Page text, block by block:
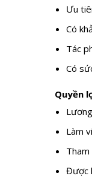
Ưu
Có
Tác
Có
Quyền
Làm
Được